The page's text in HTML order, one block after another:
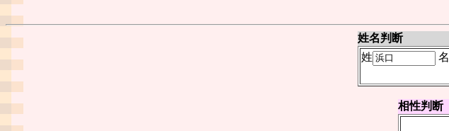
姓名判断
姓
名
相性判断